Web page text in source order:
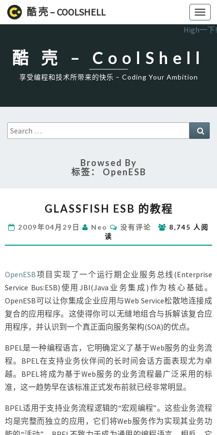
酷 壳 – COOLSHELL
High一下!
酷 壳 – CoolShell
享受编程和技术所带来的快乐 – Coding Your Ambition
Search
for:
Browsed By
标签： OpenESB
ESB
教
程
GLASSFISH ESB 的教程
2009年04月29日 Neo
评
论
没有评论
8,745 人阅
读
OpenESB项目实现了一个运行期企业服务总线(Enterprise
Service Bus:ESB)使用JBI(Java业务集成)作为核心基础。
OpenESB可以让你集成企业应用与Web Service松散地连接成
复合的应用程序。这使得你可以无缝地组合与拆解该复合应
用程序，并认识到一个真正面向服务架构(SOA)的优点。
BPEL是一种编程语言，它明确定义了基于Web服务的业务流
程。BPEL在支持业务伙伴间的长时间会话方面表现尤为卓
越。BPEL将成为基于Web服务的业务流程最广泛采用的标
准，这一趋势早在该标准正式发布前就已经非常明显。
BPEL适用于支持业务流程逻辑的“宏观编程”。这些业务流程
均是完整而独立的应用，它们将Web服务作为实现其业务功